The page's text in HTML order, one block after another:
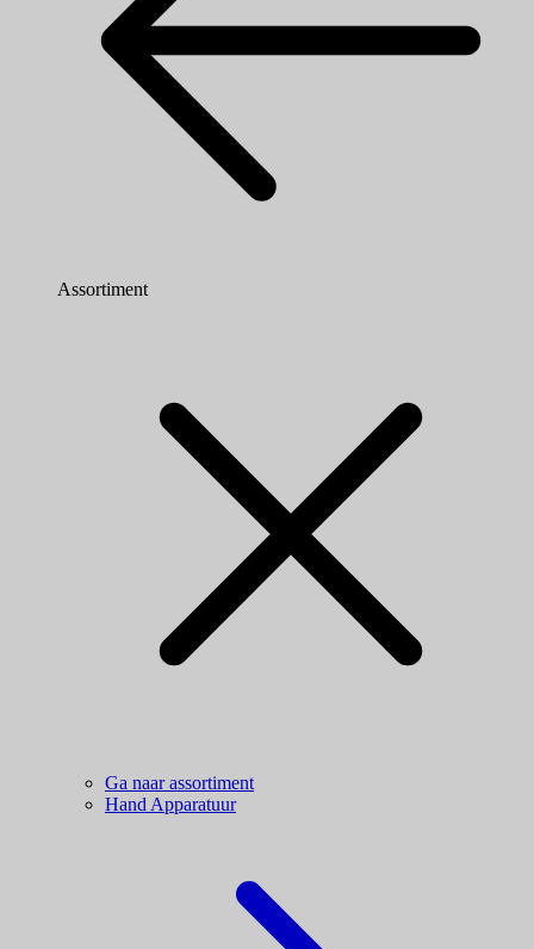
Assortiment
Ga naar assortiment
Hand Apparatuur